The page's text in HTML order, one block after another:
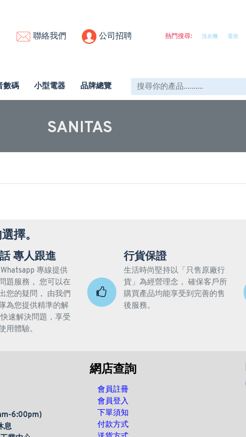
聯絡我們 公司招聘 熱門搜尋: 洗衣機 電視
數碼 小型電器 品牌總覽
SANITAS
擇。
專人跟進
專線提供
題服務， 您可以在
您的疑問， 由我們
為您提供精準的解
速解決問題，享受
用體驗。
行貨保證
生活時尚堅持以「只售原廠行
貨」為經營理念， 確保客戶所
購買產品均能享受到完善的售
後服務。
6:00pm)
息
網店查詢
會員註冊
會員登入
下單須知
付款方式